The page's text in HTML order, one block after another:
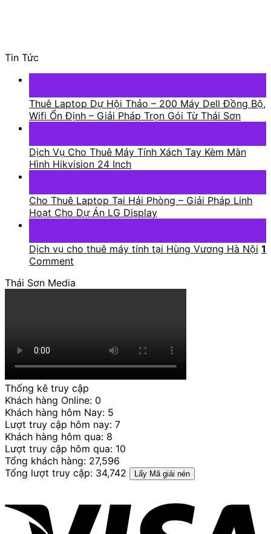
Tin Tức
Thuê Laptop Dự Hội Thảo – 200 Máy Dell Đồng Bộ,
Wifi Ổn Định – Giải Pháp Trọn Gói Từ Thái Sơn
Dịch Vụ Cho Thuê Máy Tính Xách Tay Kèm Màn
Hình Hikvision 24 Inch
Cho Thuê Laptop Tại Hải Phòng – Giải Pháp Linh
Hoạt Cho Dự Án LG Display
Dịch vụ cho thuê máy tính tại Hùng Vương Hà Nội 1
Comment
Thái Sơn Media
Thống kê truy cập
Khách hàng Online: 0
Khách hàng hôm Nay: 5
Lượt truy cập hôm nay: 7
Khách hàng hôm qua: 8
Lượt truy cập hôm qua: 10
Tổng khách hàng: 27,596
Tổng lượt truy cập: 34,742
Lấy Mã giải nén